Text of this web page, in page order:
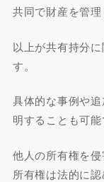
共同で財産を管理
以上が共有持分
す。
具体的な事例や
明することも可
他人の所有権を
所有権は法的に